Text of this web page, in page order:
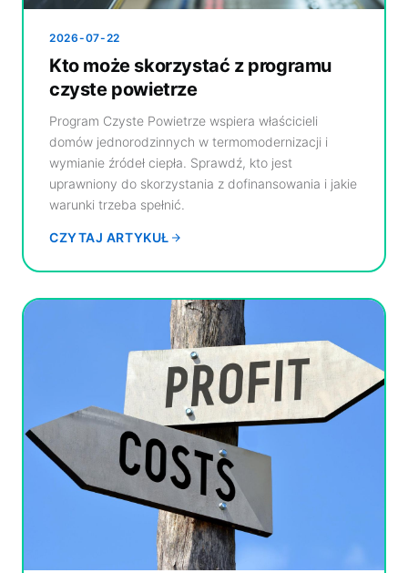
2026-07-22
Kto może skorzystać z programu
czyste powietrze
Program Czyste Powietrze wspiera właścicieli
domów jednorodzinnych w termomodernizacji i
wymianie źródeł ciepła. Sprawdź, kto jest
uprawniony do skorzystania z dofinansowania i jakie
warunki trzeba spełnić.
CZYTAJ ARTYKUŁ